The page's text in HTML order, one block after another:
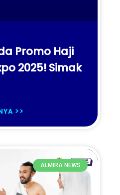
Promo Haji
2025! Simak
>>
ALMIRA NEWS